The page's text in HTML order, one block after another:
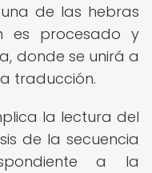
de las hebras
es procesado y
donde se unirá a
traducción.
la lectura del
de la secuencia
a la